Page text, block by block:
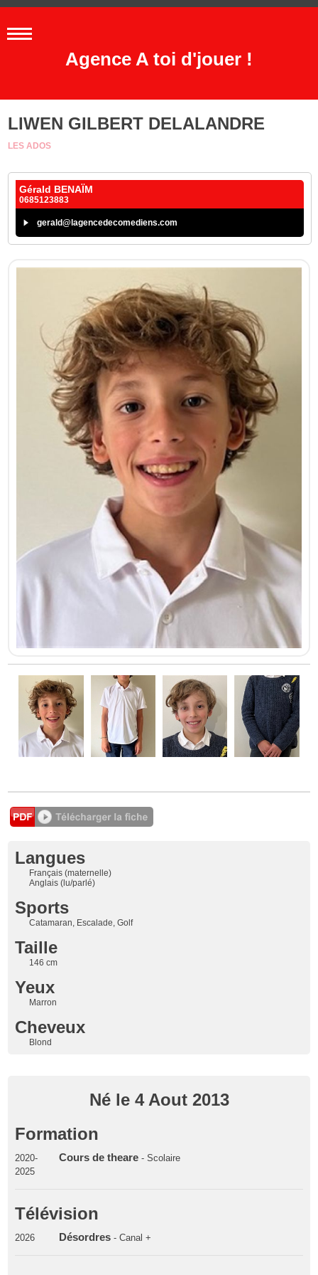
Agence A toi d'jouer !
LIWEN GILBERT DELALANDRE
LES ADOS
Gérald BENAÏM
0685123883
gerald@lagencedecomediens.com
Langues
Français (maternelle)
Anglais (lu/parlé)
Sports
Catamaran, Escalade, Golf
Taille
146 cm
Yeux
Marron
Cheveux
Blond
Né le 4 Aout 2013
Formation
2020-
2025
Cours de theare- Scolaire
Télévision
2026 Désordres - Canal +